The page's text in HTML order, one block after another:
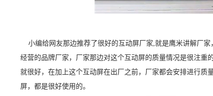
小编给网友那边推荐了很好的互动屏厂家,就是鹰米讲解厂
经营的品牌厂家，厂家那边对这个互动屏的质量情况是很注
就很好，在加上这个互动屏在出厂之前，厂家都会安排进行
屏，都是很好使用的。